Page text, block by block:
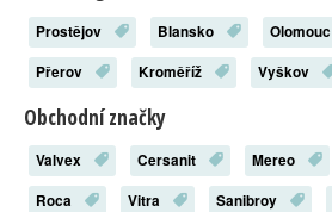
Prostějov Blansko Olomouc
Přerov
Kroměříž Vyškov
Obchodní značky
Valvex Cersanit Mereo
Roca
Vitra Sanibroy